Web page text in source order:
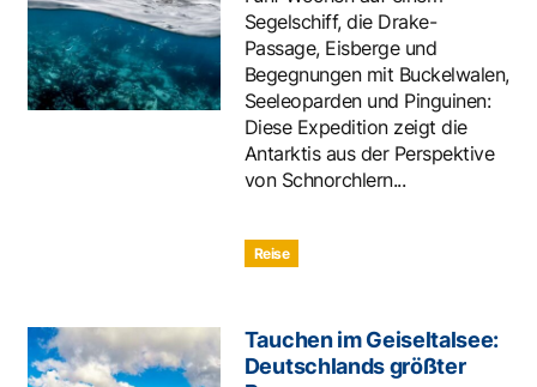
Segelschiff, die Drake-
Passage, Eisberge und
Begegnungen mit Buckelwalen,
Seeleoparden und Pinguinen:
Diese Expedition zeigt die
Antarktis aus der Perspektive
von Schnorchlern...
Reise
Tauchen im Geiseltalsee:
Deutschlands größter